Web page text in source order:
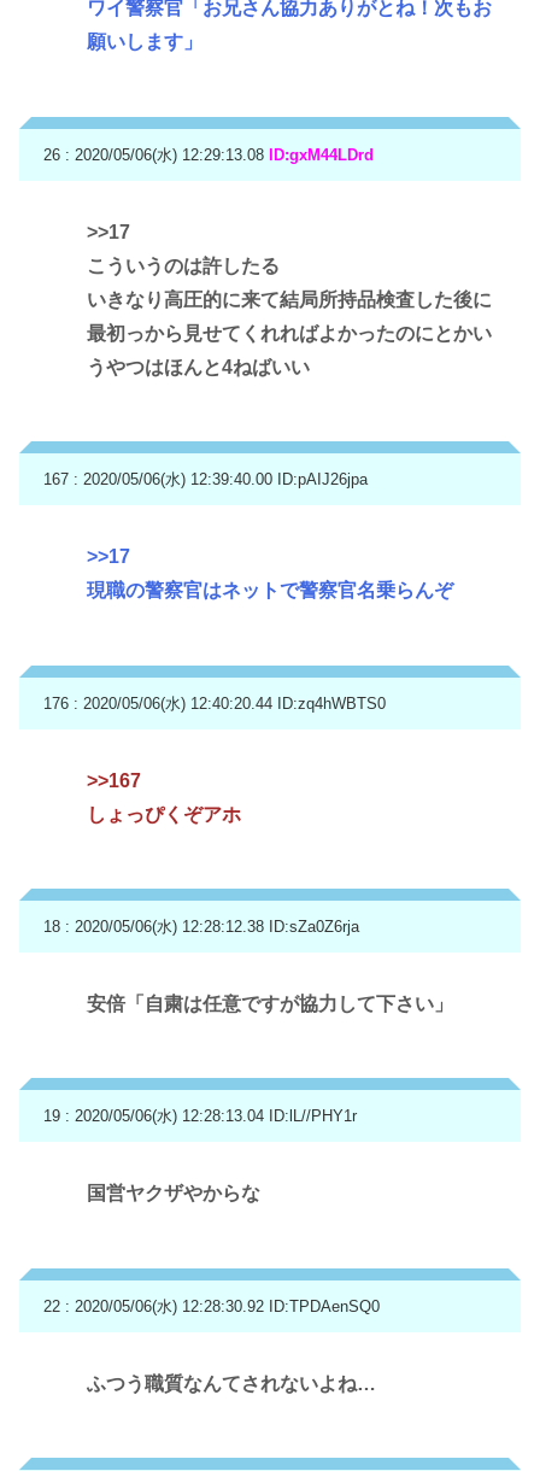
ワイ警察官「お兄さん協力ありがとね！次もお
願いします」
26 : 2020/05/06(水) 12:29:13.08 ID:gxM44LDrd
>>17
こういうのは許したる
いきなり高圧的に来て結局所持品検査した後に
最初っから見せてくれればよかったのにとかい
うやつはほんと4ねばいい
167 : 2020/05/06(水) 12:39:40.00 ID:pAIJ26jpa
>>17
現職の警察官はネットで警察官名乗らんぞ
176 : 2020/05/06(水) 12:40:20.44 ID:zq4hWBTS0
>>167
しょっぴくぞアホ
18 : 2020/05/06(水) 12:28:12.38 ID:sZa0Z6rja
安倍「自粛は任意ですが協力して下さい」
19 : 2020/05/06(水) 12:28:13.04 ID:lL//PHY1r
国営ヤクザやからな
22 : 2020/05/06(水) 12:28:30.92 ID:TPDAenSQ0
ふつう職質なんてされないよね…